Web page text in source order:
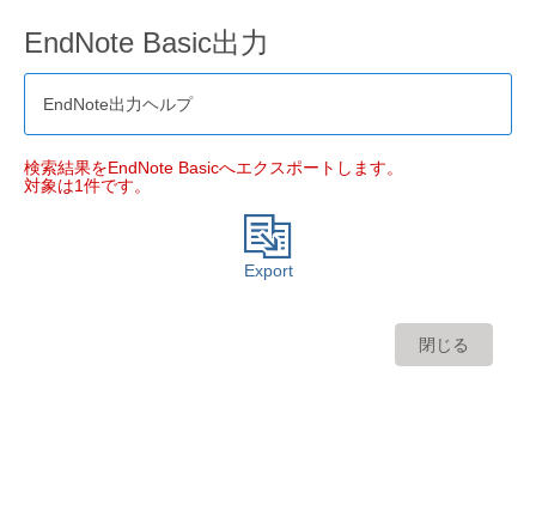
EndNote Basic出力
EndNote出力ヘルプ
検索結果をEndNote Basicへエクスポートします。
対象は1件です。
Export